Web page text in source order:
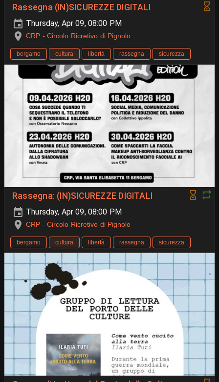
Rassegna (IN)SICUREZZE DIGITALI
Thursday, Apr 09, 08:00 PM
CRP - Circolo Ricretivo di Pignolo
bergamo cultura libertà rassegna sicurezza
Rassegna: (IN)SICUREZZE DIGITALI
Thursday, Apr 09, 08:00 PM
CRP - Circolo Ricretivo di Pignolo
bergamo cultura libertà rassegna sicurezza